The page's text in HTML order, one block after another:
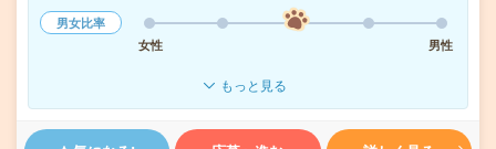
男女比率
女性
男性
もっと見る